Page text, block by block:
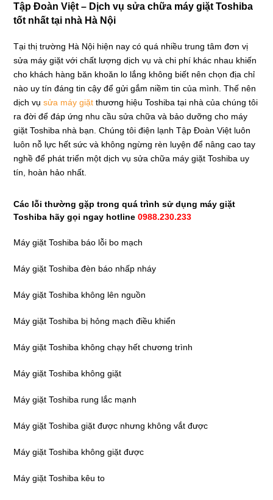
Tập Đoàn Việt – Dịch vụ sửa chữa máy giặt Toshiba
tốt nhất tại nhà Hà Nội
Tại thị trường Hà Nội hiện nay có quá nhiều trung tâm đơn vị
sửa máy giặt với chất lượng dịch vụ và chi phí khác nhau khiến
cho khách hàng băn khoăn lo lắng không biết nên chọn địa chỉ
nào uy tín đáng tin cậy để gửi gắm niềm tin của mình. Thế nên
dịch vụsửa máy giặt thương hiệu Toshiba tại nhà của chúng tôi
ra đời để đáp ứng nhu cầu sửa chữa và bảo dưỡng cho máy
giặt Toshiba nhà bạn. Chúng tôi điện lạnh Tập Đoàn Việt luôn
luôn nỗ lực hết sức và không ngừng rèn luyện để nâng cao tay
nghề để phát triển một dịch vụ sửa chữa máy giặt Toshiba uy
tín, hoàn hảo nhất.
Các lỗi thường gặp trong quá trình sử dụng máy giặt
Toshiba hãy gọi ngay hotline0988.230.233
Máy giặt Toshiba báo lỗi bo mạch
Máy giặt Toshiba đèn báo nhấp nháy
Máy giặt Toshiba không lên nguồn
Máy giặt Toshiba bị hỏng mạch điều khiển
Máy giặt Toshiba không chạy hết chương trình
Máy giặt Toshiba không giặt
Máy giặt Toshiba rung lắc mạnh
Máy giặt Toshiba giặt được nhưng không vắt được
Máy giặt Toshiba không giặt được
Máy giặt Toshiba kêu to